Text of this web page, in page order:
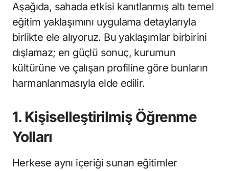
Aşağıda, sahada etkisi kanıtlanmış altı temel
eğitim yaklaşımını uygulama detaylarıyla
birlikte ele alıyoruz. Bu yaklaşımlar birbirini
dışlamaz; en güçlü sonuç, kurumun
kültürüne ve çalışan profiline göre bunların
harmanlanmasıyla elde edilir.
1. Kişiselleştirilmiş Öğrenme
Yolları
Herkese aynı içeriği sunan eğitimler